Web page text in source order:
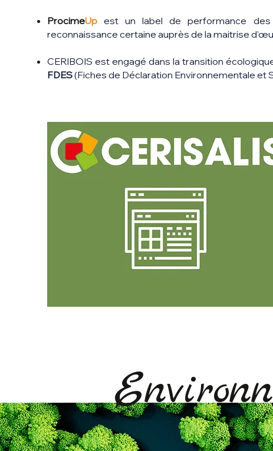
ProcimeUp est un label de performance
reconnaissance certaine auprès de la maitrise
CERIBOIS est engagé dans la transition
FDES(Fiches de Déclaration Environnementale et